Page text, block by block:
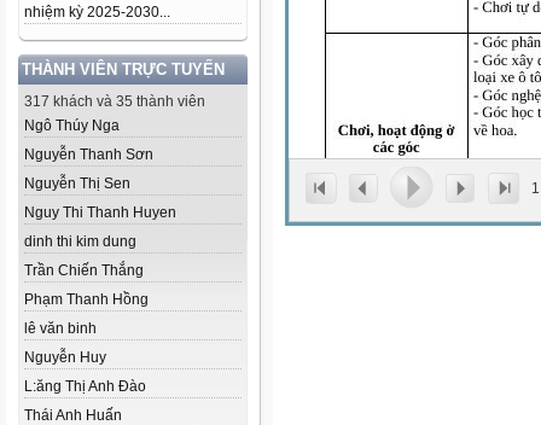
nhiệm kỳ 2025-2030...
THÀNH VIÊN TRỰC TUYẾN
317 khách và 35 thành viên
Ngô Thúy Nga
Nguyễn Thanh Sơn
Nguyễn Thị Sen
Nguy Thi Thanh Huyen
dinh thi kim dung
Trần Chiến Thắng
Phạm Thanh Hồng
lê văn binh
Nguyễn Huy
L:ăng Thị Anh Đào
Thái Anh Huấn
1